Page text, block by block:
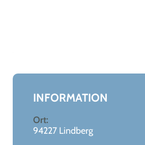
INFORMATION
Ort:
94227 Lindberg